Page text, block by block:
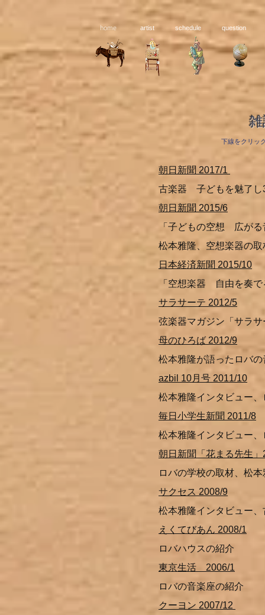
artist schedule question
home
下線をクリッ
朝日新聞 2017/1
古楽器 子どもを魅了し
朝日新聞 2015/6
「子どもの空想 広がる
松本雅隆、空想楽器の取
日本経済新聞 2015/10
「空想楽器 自由を奏
サラサーテ 2012/5
弦楽器マガジン「サラ
母のひろば 2012/9
松本雅隆が語ったロバ
azbil 10月号 2011/10
松本雅隆インタビュー
毎日小学生新聞 2011/8
松本雅隆インタビュー
朝日新聞「花まる先生」
ロバの学校の取材、松
サクセス 2008/9
松本雅隆インタビュー
えくてびあん 2008/1
ロバハウスの紹介
東京生活 2006/1
ロバの音楽座の紹介
クーヨン 2007/12